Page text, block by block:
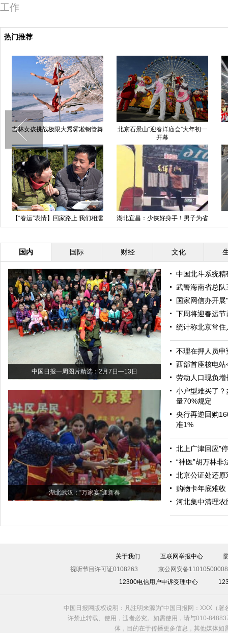
工作
热门推荐
吉林女孩挑战极限大秀雾凇钢管舞
北京石景山“迎春洋庙会”大年初一
开幕
【“春运”表情】回家路上 我们相濡
以沫的爱情
湖北宜昌：少侠好身手！男子为省
1块钱扒公交车车尾
国内 国际 财经 文化
中国日报一周图片精选：2月7日—13日
湖北武汉：“万家宴”迎新春
中国北斗系统
武警海南省总
国家网信办开
下周将迎春运
统计称北京常
不理在押人员
西部首座核电
劳动人口现负
小户型难买了
量70%规定
央行再逆回购
准1%
北上广津回应"
“神医”胡万林非
北京公证处还
购物卡年底难收
河北集中清理
关于我们 互联网举报中心
视听节目许可证0108263
京公网安备
12300电信用户申诉受理中心
中国日报网版权说明：凡注明来源为“中国日报网：XXX（
许禁止转载、使用，违者必究。如需使用，请与010-
体，目的在于传播更多信息，其他媒体